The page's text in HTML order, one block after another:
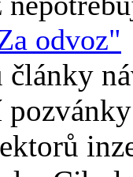
odvoz"